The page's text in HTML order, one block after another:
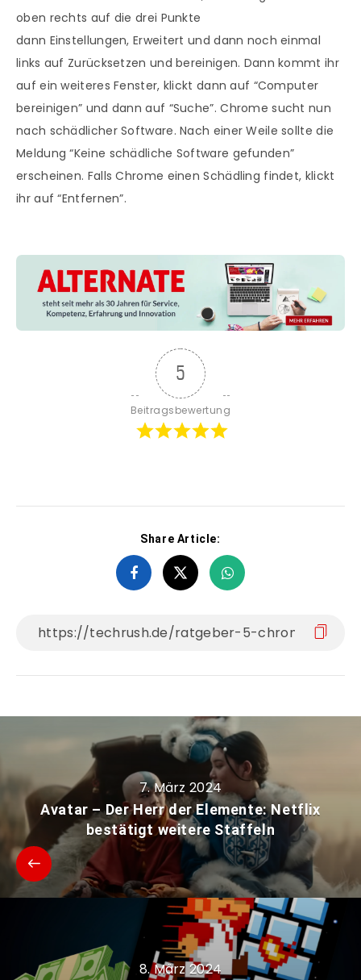
oben rechts auf die drei Punkte
dann Einstellungen, Erweitert und dann noch einmal
links auf Zurücksetzen und bereinigen. Dann kommt ihr
auf ein weiteres Fenster, klickt dann auf “Computer
bereinigen” und dann auf “Suche”. Chrome sucht nun
nach schädlicher Software. Nach einer Weile sollte die
Meldung “Keine schädliche Software gefunden”
erscheinen. Falls Chrome einen Schädling findet, klickt
ihr auf “Entfernen”.
5
Beitragsbewertung
Share Article:
7. März 2024
Avatar – Der Herr der Elemente: Netflix
bestätigt weitere Staffeln
8. März 2024